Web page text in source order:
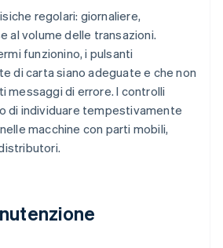
regolari: giornaliere,
al volume delle transazioni.
funzionino, i pulsanti
di carta siano adeguate e che non
messaggi di errore. I controlli
di individuare tempestivamente
macchine con parti mobili,